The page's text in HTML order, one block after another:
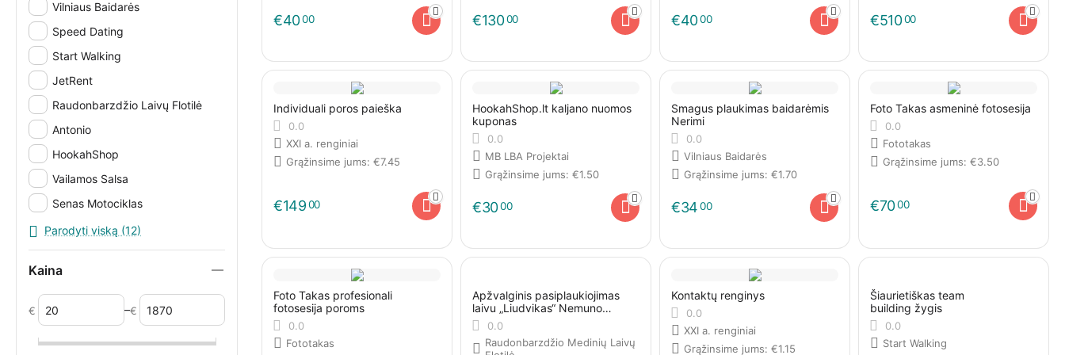
€4000 €13000 €4000 €51000
Individuali poros paieška
0.0
XXI a. renginiai
Grąžinsime jums: €7.45
€14900
HookahShop.lt kaljano nuomos
kuponas
0.0
MB LBA Projektai
Grąžinsime jums: €1.50
€3000
Smagus plaukimas baidarėmis
Nerimi
0.0
Vilniaus Baidarės
Grąžinsime jums: €1.70
€3400
Foto Takas asmeninė fotosesija
0.0
Fototakas
Grąžinsime jums: €3.50
€7000
Foto Takas profesionali
fotosesija poroms
0.0
Fototakas
Apžvalginis pasiplaukiojimas
laivu „Liudvikas“ Nemuno
kilpomis
0.0
Raudonbarzdžio Medinių Laivų
Kontaktų renginys
0.0
XXI a. renginiai
Grąžinsime jums: €1.15
Šiaurietiškas team
building žygis
0.0
Start Walking
Vilniaus Baidarės
Speed Dating
Start Walking
JetRent
Raudonbarzdžio Laivų Flotilė
Antonio
HookahShop
Vailamos Salsa
Senas Motociklas
Raigardo Slėnio Glampingas
Druskininkėlių sodyba
Parodyti viską (12)
Kaina
€ –€